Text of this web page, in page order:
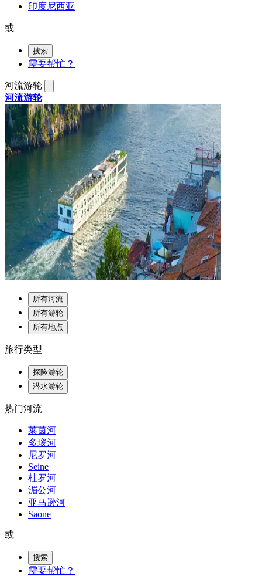
印度尼西亚
或
搜索
需要帮忙？
河流游轮
河流游轮
所有河流
所有游轮
所有地点
旅行类型
探险游轮
潜水游轮
热门河流
莱茵河
多瑙河
尼罗河
Seine
杜罗河
湄公河
亚马逊河
Saone
或
搜索
需要帮忙？